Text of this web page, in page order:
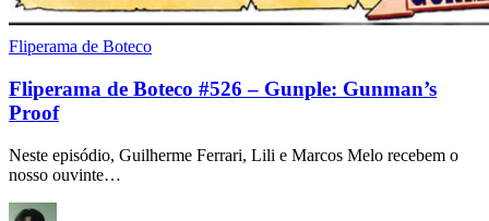
Fliperama de Boteco
Fliperama de Boteco #526 – Gunple: Gunman’s
Proof
Neste episódio, Guilherme Ferrari, Lili e Marcos Melo recebem o
nosso ouvinte…